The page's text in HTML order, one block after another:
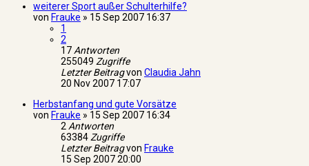
weiterer Sport außer Schulterhilfe?
von Frauke » 15 Sep 2007 16:37
1
2
17Antworten
255049 Zugriffe
Letzter Beitragvon Claudia Jahn
20 Nov 2007 17:07
Herbstanfang und gute Vorsätze
von Frauke » 15 Sep 2007 16:34
2Antworten
63384Zugriffe
Letzter Beitragvon Frauke
15 Sep 2007 20:00